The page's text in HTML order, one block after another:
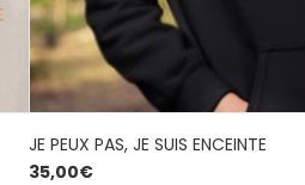
JE PEUX PAS, JE SUIS ENCEINTE
35,00€